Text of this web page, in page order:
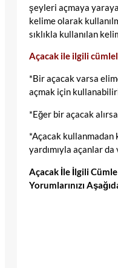
şeyleri açmaya
kelime olarak
sıklıkla kullanılan
Açacak ile ilgili
*Bir açacak varsa
açmak için
*Eğer bir açacak
*Açacak
yardımıyla açanlar da
Açacak İle İlgili
Yorumlarınızı